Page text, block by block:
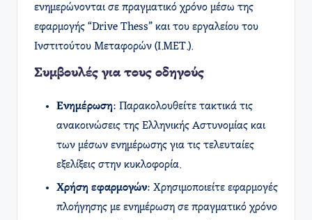
ενημερώνονται σε πραγματικό χρόνο μέσω της
εφαρμογής “Drive Thess” και του εργαλείου του
Ινστιτούτου Μεταφορών (Ι.ΜΕΤ.). ​
Συμβουλές για τους οδηγούς
Ενημέρωση: Παρακολουθείτε τακτικά τις
ανακοινώσεις της Ελληνικής Αστυνομίας και
των μέσων ενημέρωσης για τις τελευταίες
εξελίξεις στην κυκλοφορία.
Χρήση εφαρμογών: Χρησιμοποιείτε εφαρμογές
πλοήγησης με ενημέρωση σε πραγματικό χρόνο